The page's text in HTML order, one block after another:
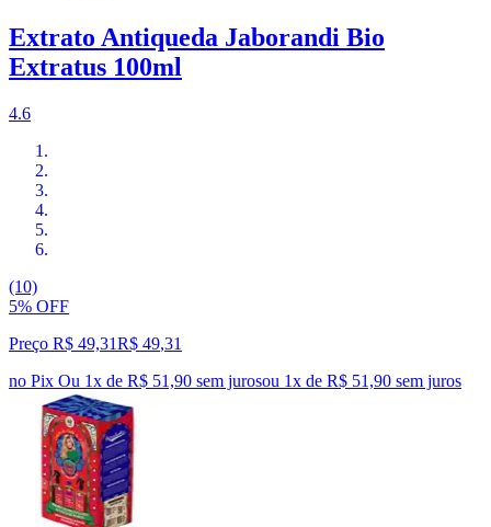
Extrato Antiqueda Jaborandi Bio
Extratus 100ml
4.6
(10)
5% OFF
Preço R$ 49,31R$ 49,31
no Pix Ou 1x de R$ 51,90 sem jurosou 1x de R$ 51,90 sem juros